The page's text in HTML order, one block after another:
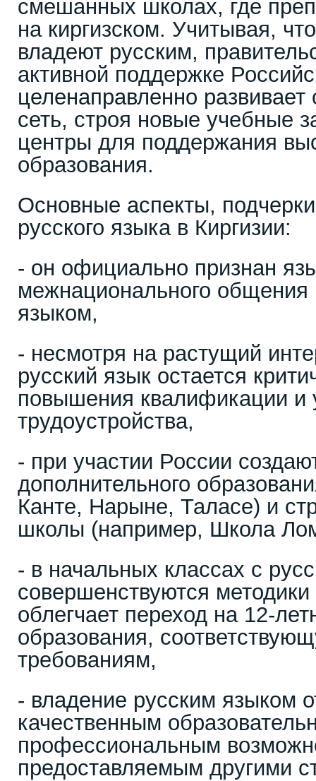
смешанных школах, где
на киргизском. Учитывая,
владеют русским,
активной поддержке
целенаправленно развивает
сеть, строя новые учебные
центры для поддержания
образования.
Основные аспекты,
русского языка в Киргизии:
- он официально признан
межнационального
языком,
- несмотря на растущий
русский язык остается
повышения квалификации и
трудоустройства,
- при участии России
дополнительного
Канте, Нарыне, Таласе) и
школы (например, Школа
- в начальных классах с
совершенствуются методики
облегчает переход на 12-
образования,
требованиям,
- владение русским языком
качественным
профессиональным
предоставляемым другими